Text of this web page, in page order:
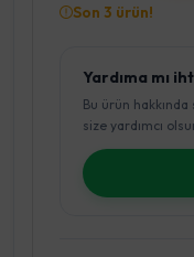
Son 3 ürün!
Yardıma mı
Bu ürün
size yardımcı